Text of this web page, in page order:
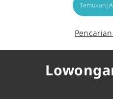
Temukan